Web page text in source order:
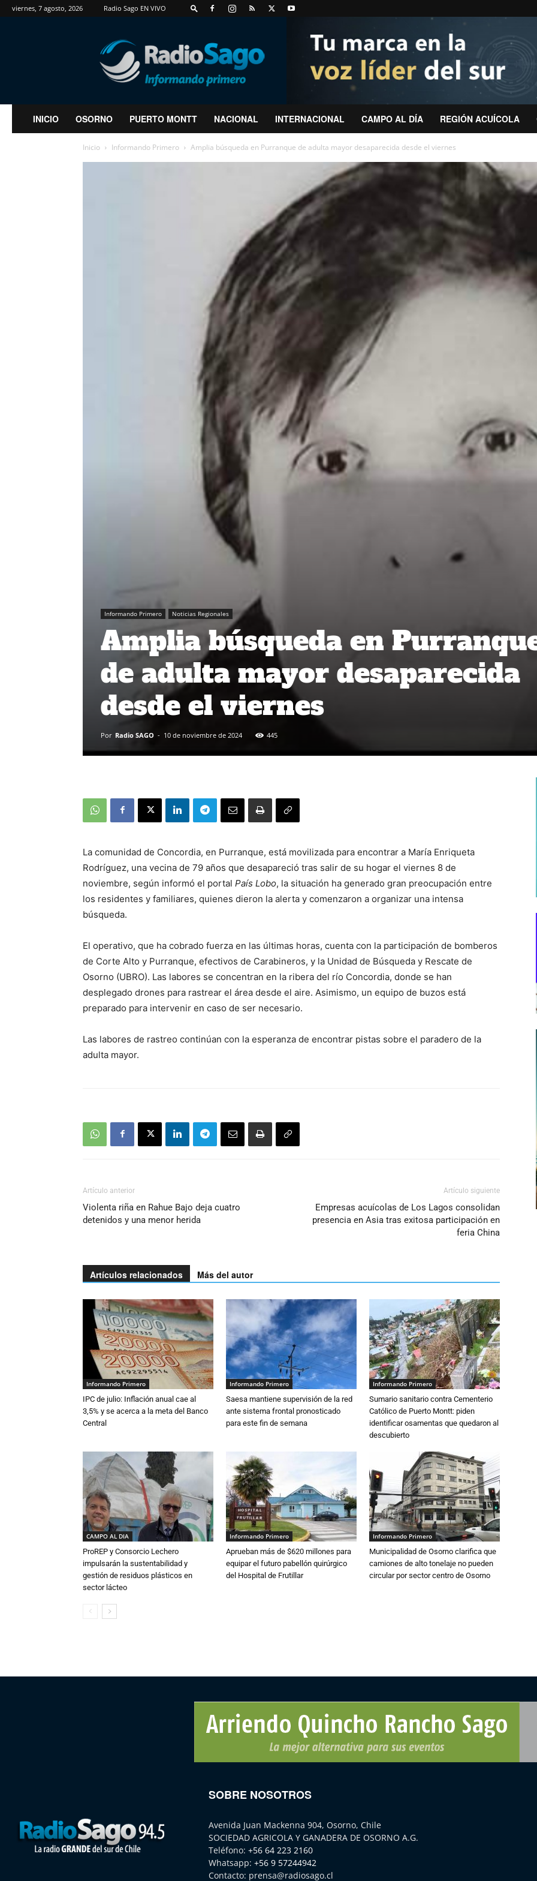
viernes, 7 agosto, 2026 Radio Sago EN VIVO
RadioSago
INICIO OSORNO PUERTO MONTT NACIONAL INTERNACIONAL CAMPO AL DÍA REGIÓN ACUÍCOLA
Inicio Informando Primero Amplia búsqueda en Purranque de adulta mayor desaparecida desde el viernes
Informando Primero Noticias Regionales
Amplia búsqueda en
de adulta mayor desaparecida
desde el viernes
Por Radio SAGO - 10 de noviembre de 2024 445
La comunidad de Concordia, en Purranque, está movilizada para encontrar a María Enriqueta
Rodríguez, una vecina de 79 años que desapareció tras salir de su hogar el viernes 8 de
noviembre, según informó el portal País Lobo, la situación ha generado gran preocupación entre
los residentes y familiares, quienes dieron la alerta y comenzaron a organizar una intensa
búsqueda.
El operativo, que ha cobrado fuerza en las últimas horas, cuenta con la participación de bomberos
de Corte Alto y Purranque, efectivos de Carabineros, y la Unidad de Búsqueda y Rescate de
Osorno (UBRO). Las labores se concentran en la ribera del río Concordia, donde se han
desplegado drones para rastrear el área desde el aire. Asimismo, un equipo de buzos está
preparado para intervenir en caso de ser necesario.
Las labores de rastreo continúan con la esperanza de encontrar pistas sobre el paradero de la
adulta mayor.
Artículo anterior
Violenta riña en Rahue Bajo deja cuatro
detenidos y una menor herida
Artículo siguiente
Empresas acuícolas de Los Lagos consolidan
presencia en Asia tras exitosa participación en
feria China
Artículos relacionados Más del autor
Informando Primero
IPC de julio: Inflación anual cae al
3,5% y se acerca a la meta del Banco
Central
Informando Primero
Saesa mantiene supervisión de la red
ante sistema frontal pronosticado
para este fin de semana
Informando Primero
Sumario sanitario contra Cementerio
Católico de Puerto Montt: piden
identificar osamentas que quedaron al
descubierto
CAMPO AL DIA
ProREP y Consorcio Lechero
impulsarán la sustentabilidad y
gestión de residuos plásticos en
sector lácteo
Informando Primero
Aprueban más de $620 millones para
equipar el futuro pabellón quirúrgico
del Hospital de Frutillar
Informando Primero
Municipalidad de Osorno clarifica que
camiones de alto tonelaje no pueden
circular por sector centro de Osorno
SOBRE NOSOTROS
Avenida Juan Mackenna 904, Osorno, Chile
SOCIEDAD AGRICOLA Y GANADERA DE OSORNO A.G.
Teléfono: +56 64 223 2160
Whatsapp: +56 9 57244942
Contacto: prensa@radiosago.cl